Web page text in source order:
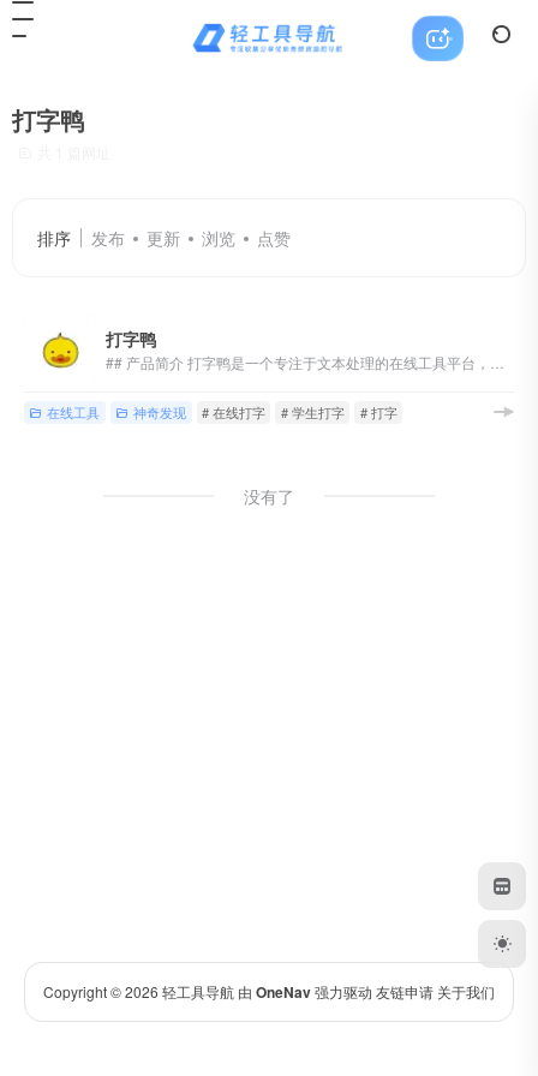
打字鸭
排序 发布 更新 浏览 点赞
打字鸭
在线工具 神奇发现 # 在线打字 # 学生打字 # 打字
没有了
Copyright © 2026 轻工具导航 由 OneNav强力驱动 友链申请 关于我们